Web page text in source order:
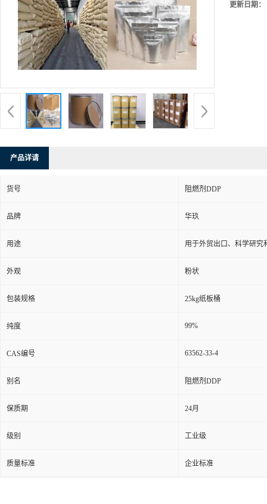
更新日期：
产品详请
货号 阻燃剂DDP
品牌 华玖
用途 用于外贸出口、科学研究
外观 粉状
包装规格 25kg纸板桶
纯度 99%
CAS编号 63562-33-4
别名 阻燃剂DDP
保质期 24月
级别 工业级
质量标准 企业标准